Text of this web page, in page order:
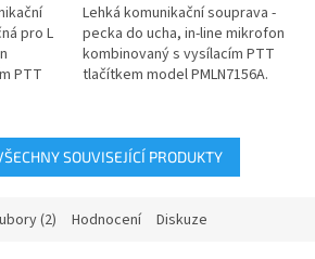
pro L
PTT
Lehká komunikační souprava -
pecka do ucha, in-line mikrofon
kombinovaný s vysílacím PTT
tlačítkem model PMLN7156A.
SOUVISEJÍCÍ PRODUKTY
(2) Hodnocení Diskuze